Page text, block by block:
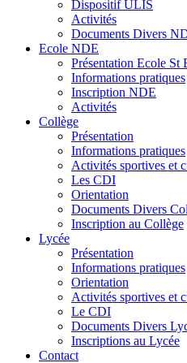
Dispositif ULIS
Activités
Documents Divers
Ecole NDE
Présentation Ecole St
Informations pratiques
Inscription NDE
Activités
Collège
Présentation
Informations pratiques
Activités sportives et
Les CDI
Orientation
Documents Divers
Inscription au Collège
Lycée
Présentation
Informations pratiques
Orientation
Activités sportives et
Le CDI
Documents Divers
Inscriptions au Lycée
Contact